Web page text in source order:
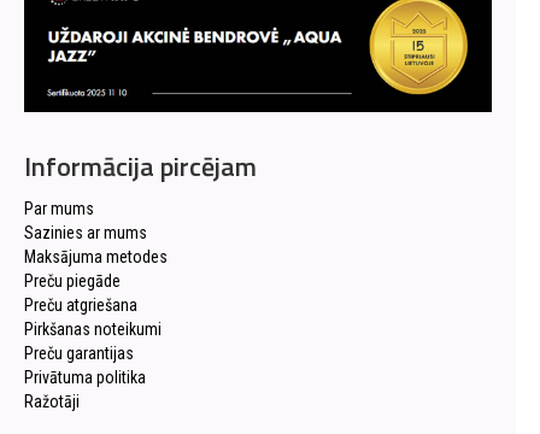
Informācija pircējam
Par mums
Sazinies ar mums
Maksājuma metodes
Preču piegāde
Preču atgriešana
Pirkšanas noteikumi
Preču garantijas
Privātuma politika
Ražotāji